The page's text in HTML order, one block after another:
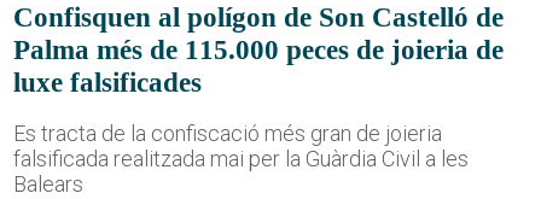
Confisquen al polígon de Son Castelló de
Palma més de 115.000 peces de joieria de
luxe falsificades
Es tracta de la confiscació més gran de joieria
falsificada realitzada mai per la Guàrdia Civil a les
Balears